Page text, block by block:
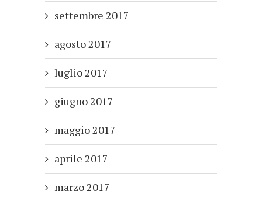
settembre 2017
agosto 2017
luglio 2017
giugno 2017
maggio 2017
aprile 2017
marzo 2017